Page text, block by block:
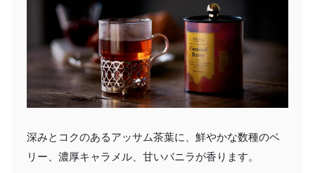
深みとコクのあるアッサム茶葉に、鮮やかな数種のベ
リー、濃厚キャラメル、甘いバニラが香ります。